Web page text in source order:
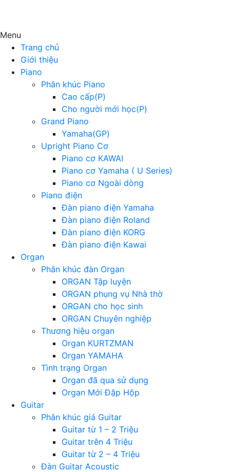
Menu
Trang chủ
Giới thiệu
Piano
Phân khúc Piano
Cao cấp(P)
Cho người mới học(P)
Grand Piano
Yamaha(GP)
Upright Piano Cơ
Piano cơ KAWAI
Piano cơ Yamaha ( U Series)
Piano cơ Ngoài dòng
Piano điện
Đàn piano điện Yamaha
Đàn piano điện Roland
Đàn piano điện KORG
Đàn piano điện Kawai
Organ
Phân khúc đàn Organ
ORGAN Tập luyện
ORGAN phụng vụ Nhà thờ
ORGAN cho học sinh
ORGAN Chuyên nghiệp
Thương hiệu organ
Organ KURTZMAN
Organ YAMAHA
Tình trạng Organ
Organ đã qua sử dụng
Organ Mới Đập Hộp
Guitar
Phân khúc giá Guitar
Guitar từ 1 – 2 Triệu
Guitar trên 4 Triệu
Guitar từ 2 – 4 Triệu
Đàn Guitar Acoustic